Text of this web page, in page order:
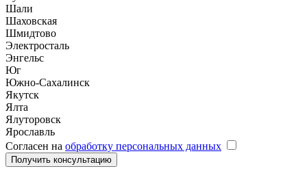
Шали
Шаховская
Шмидтово
Электросталь
Энгельс
Юг
Южно-Сахалинск
Якутск
Ялта
Ялуторовск
Ярославль
Согласен на обработку персональных данных
Получить консультацию